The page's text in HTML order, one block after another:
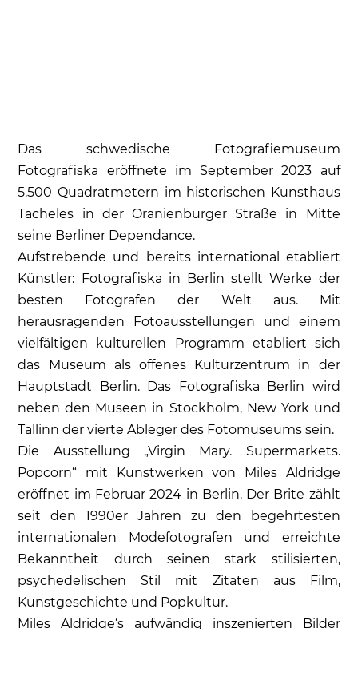
Das schwedische Fotografiemuseum
Fotografiska eröffnete im September 2023 auf
5.500 Quadratmetern im historischen Kunsthaus
Tacheles in der Oranienburger Straße in Mitte
seine Berliner Dependance.
Aufstrebende und bereits international etabliert
Künstler: Fotografiska in Berlin stellt Werke der
besten Fotografen der Welt aus. Mit
herausragenden Fotoausstellungen und einem
vielfältigen kulturellen Programm etabliert sich
das Museum als offenes Kulturzentrum in der
Hauptstadt Berlin. Das Fotografiska Berlin wird
neben den Museen in Stockholm, New York und
Tallinn der vierte Ableger des Fotomuseums sein.
Die Ausstellung „Virgin Mary. Supermarkets.
Popcorn“ mit Kunstwerken von Miles Aldridge
eröffnet im Februar 2024 in Berlin. Der Brite zählt
seit den 1990er Jahren zu den begehrtesten
internationalen Modefotografen und erreichte
Bekanntheit durch seinen stark stilisierten,
psychedelischen Stil mit Zitaten aus Film,
Kunstgeschichte und Popkultur.
Miles Aldridge‘s aufwändig inszenierten Bilder